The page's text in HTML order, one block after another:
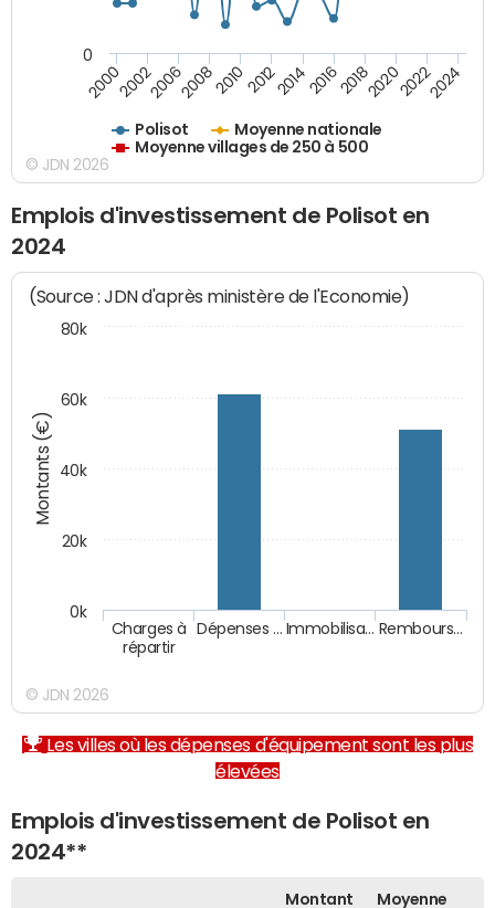
Polisot
Moyenne nationale
Moyenne villages de 250 à 500
200020022006200820102012201420162018202020222024
0
© JDN 2026
Emplois d'investissement de Polisot en
2024
Montants (€)
(Source : JDN d'après ministère de l'Economie)
Charges à
répartir
Dépenses … Immobilisa… Rembours…
0k
20k
40k
60k
80k
© JDN 2026
Les villes où les dépenses d'équipement sont les plus
élevées
Emplois d'investissement de Polisot en
2024**
Montant
Moyenne